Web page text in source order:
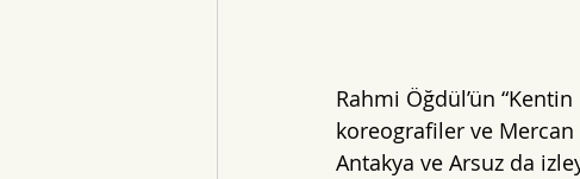
Rahmi Öğdül’ün “Kentin
koreografiler ve
Antakya ve Arsuz da